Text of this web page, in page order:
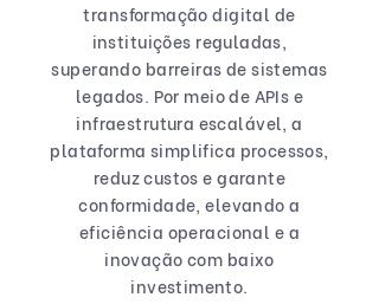
transformação digital de
instituições reguladas,
superando barreiras de sistemas
legados. Por meio de APIs e
infraestrutura escalável, a
plataforma simplifica processos,
reduz custos e garante
conformidade, elevando a
eficiência operacional e a
inovação com baixo
investimento.